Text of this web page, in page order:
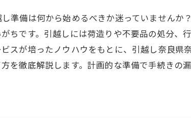
準備は何から始めるべきか迷っていませんか
ちです。引越しには荷造りや不要品の処分、
スが培ったノウハウをもとに、引越し奈良県
を徹底解説します。計画的な準備で手続きの